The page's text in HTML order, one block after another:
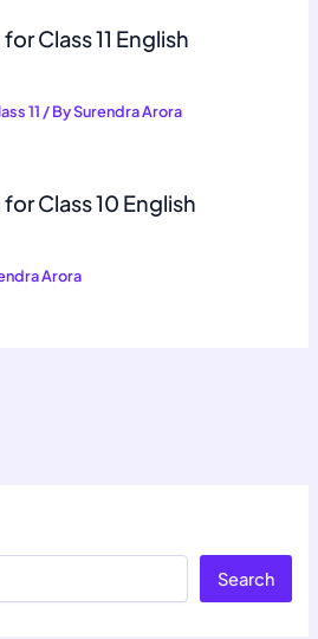
Class 11 English
11 / BySurendra Arora
Class 10 English
Arora
Search